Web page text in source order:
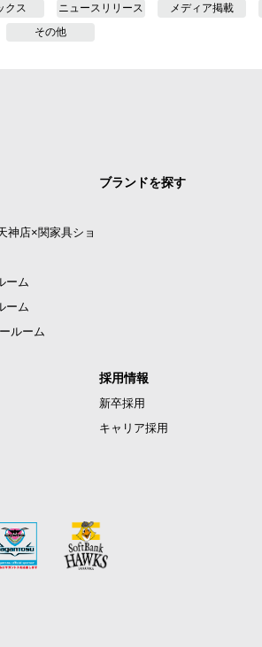
クス ニュースリリース メディア掲載
その他
神店×関家具ショ
ーム
ーム
ルーム
ブランドを探す
採用情報
新卒採用
キャリア採用